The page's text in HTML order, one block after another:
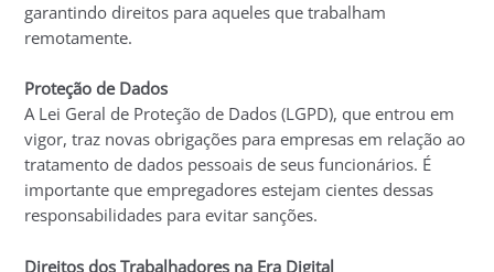
garantindo direitos para aqueles que trabalham
remotamente.
Proteção de Dados
A Lei Geral de Proteção de Dados (LGPD), que entrou em
vigor, traz novas obrigações para empresas em relação ao
tratamento de dados pessoais de seus funcionários. É
importante que empregadores estejam cientes dessas
responsabilidades para evitar sanções.
Direitos dos Trabalhadores na Era Digital